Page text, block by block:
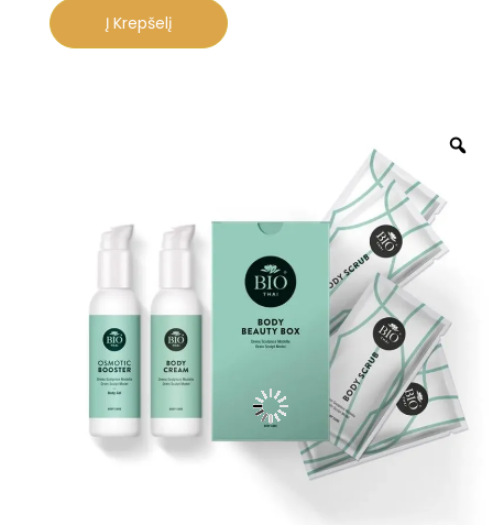
Bio
Thai
Į Krepšelį